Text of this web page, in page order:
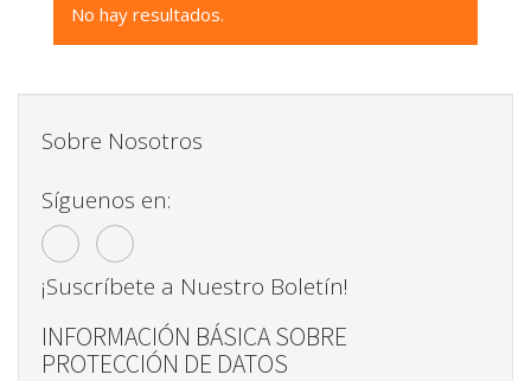
No hay resultados.
Sobre Nosotros
Síguenos en:
¡Suscríbete a Nuestro Boletín!
INFORMACIÓN BÁSICA SOBRE
PROTECCIÓN DE DATOS